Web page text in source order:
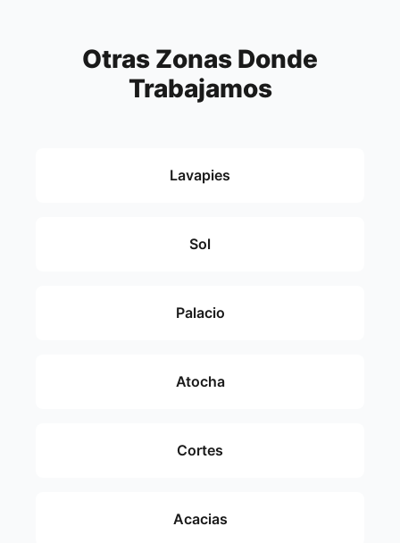
Otras Zonas Donde
Trabajamos
Lavapies
Sol
Palacio
Atocha
Cortes
Acacias